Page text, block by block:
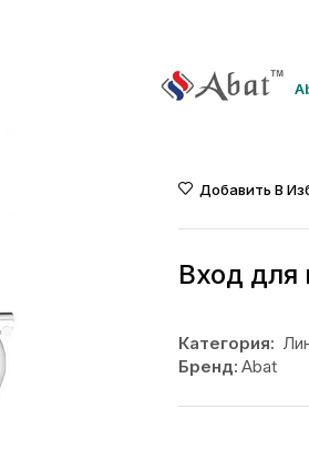
Добавить В
Вход
Категория:
Бренд: Abat